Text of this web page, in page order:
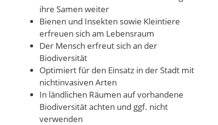
ihre Samen weiter
Bienen und Insekten sowie Kleintiere
erfreuen sich am Lebensraum
Der Mensch erfreut sich an der
Biodiversität
Optimiert für den Einsatz in der Stadt mit
nichtinvasiven Arten
In ländlichen Räumen auf vorhandene
Biodiversität achten und ggf. nicht
verwenden